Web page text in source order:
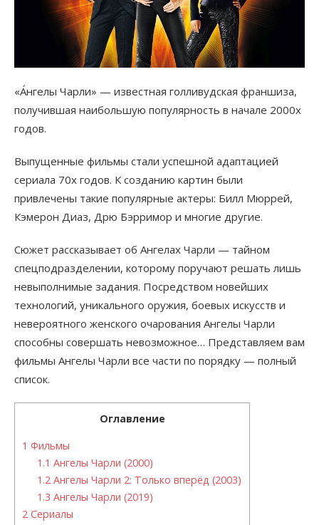
«А́нгелы Чарли» — известная голливудская франшиза,
получившая наибольшую популярность в начале 2000х
годов.
Выпущенные фильмы стали успешной адаптацией
сериала 70х годов. К созданию картин были
привлечены такие популярные актеры: Билл Мюррей,
Кэмерон Диаз, Дрю Бэрримор и многие другие.
Сюжет рассказывает об Ангелах Чарли — тайном
спецподразделении, которому поручают решать лишь
невыполнимые задания. Посредством новейших
технологий, уникального оружия, боевых искусств и
невероятного женского очарования Ангелы Чарли
способны совершать невозможное… Представляем вам
фильмы Ангелы Чарли все части по порядку — полный
список.
Оглавление
1 Фильмы
1.1 Ангелы Чарли (2000)
1.2 Ангелы Чарли 2: Только вперёд (2003)
1.3 Ангелы Чарли (2019)
2 Сериалы